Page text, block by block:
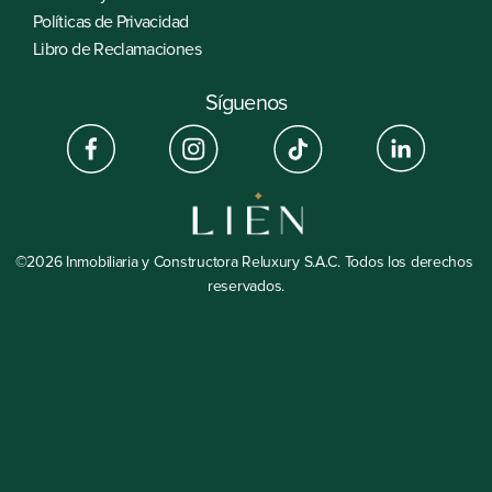
Políticas de Privacidad
Libro de Reclamaciones
Síguenos
©2026 Inmobiliaria y Constructora Reluxury S.A.C. Todos los derechos
reservados.